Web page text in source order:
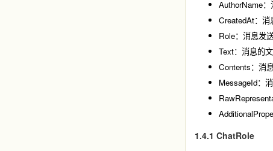
AuthorName：
CreatedAt：消
Role：消息发
Text：消息的
Contents：消
MessageId：
1.4.1 ChatRole